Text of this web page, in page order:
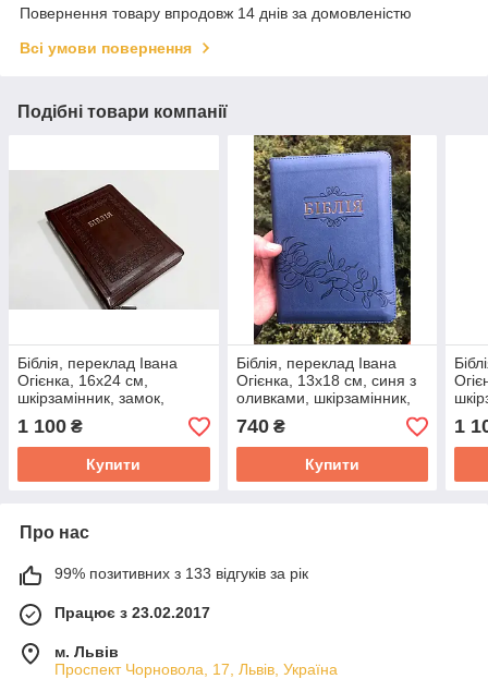
Повернення товару впродовж 14 днів за домовленістю
Всі умови повернення
Подібні товари компанії
Біблія, переклад Івана
Огієнка, 16х24 см,
шкірзамінник, замок,
індекси.
1 100 ₴
Купити
Біблія, переклад Івана
Огієнка, 13х18 см, синя з
оливками, шкірзамінник,
замок, індекси.
740₴
Купити
1
Про нас
99% позитивних з 133 відгуків за рік
Працює з 23.02.2017
м. Львів
Проспект Чорновола, 17, Львів, Україна